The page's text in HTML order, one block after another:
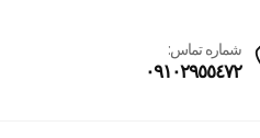
شماره تماس:
٠٩١٠٢٩٥٥٤٧٢